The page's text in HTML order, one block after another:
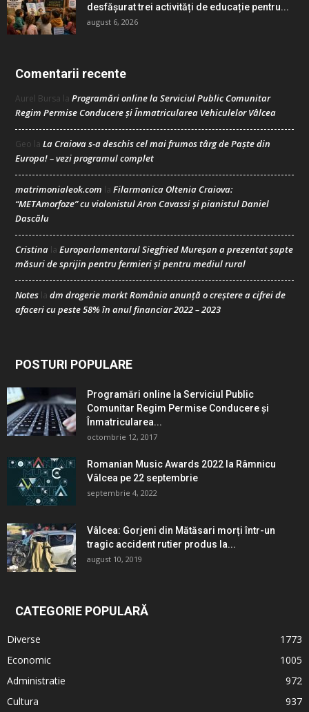
desfășurat trei activități de educație pentru...
august 6, 2026
Comentarii recente
Aurel Bursa la Programări online la Serviciul Public Comunitar
Regim Permise Conducere şi Înmatricularea Vehiculelor Vâlcea
Geo la La Craiova s-a deschis cel mai frumos târg de Paște din
Europa! – vezi programul complet
matrimonialeok.com la Filarmonica Oltenia Craiova:
“METAmorfoze” cu violonistul Aron Cavassi și pianistul Daniel
Dascălu
Cristina la Europarlamentarul Siegfried Mureșan a prezentat șapte
măsuri de sprijin pentru fermieri și pentru mediul rural
Notes la dm drogerie markt România anunță o creștere a cifrei de
afaceri cu peste 58% în anul financiar 2022 – 2023
POSTURI POPULARE
Programări online la Serviciul Public
Comunitar Regim Permise Conducere şi
Înmatricularea...
octombrie 12, 2017
Romanian Music Awards 2022 la Râmnicu
Vâlcea pe 22 septembrie
septembrie 4, 2022
Vâlcea: Gorjeni din Mătăsari morți într-un
tragic accident rutier produs la...
august 10, 2019
CATEGORIE POPULARĂ
Diverse
1773
Economic
1005
Administratie
972
Cultura
937